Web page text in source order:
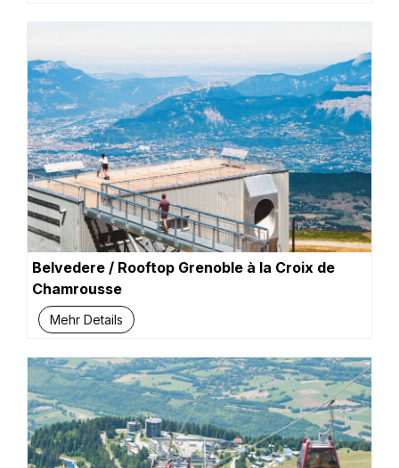
Belvedere / Rooftop Grenoble à la Croix de
Chamrousse
Mehr Details